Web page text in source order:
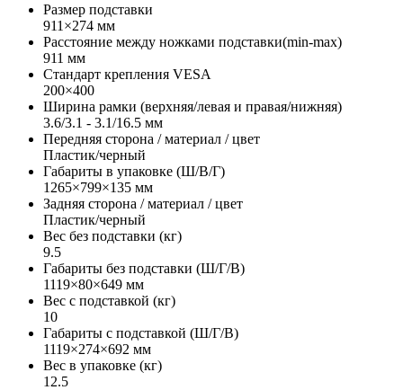
Размер подставки
911×274 мм
Расстояние между ножками подставки(min-max)
911 мм
Стандарт крепления VESA
200×400
Ширина рамки (верхняя/левая и правая/нижняя)
3.6/3.1 - 3.1/16.5 мм
Передняя сторона / материал / цвет
Пластик/черный
Габариты в упаковке (Ш/В/Г)
1265×799×135 мм
Задняя сторона / материал / цвет
Пластик/черный
Вес без подставки (кг)
9.5
Габариты без подставки (Ш/Г/В)
1119×80×649 мм
Вес с подставкой (кг)
10
Габариты с подставкой (Ш/Г/В)
1119×274×692 мм
Вес в упаковке (кг)
12.5